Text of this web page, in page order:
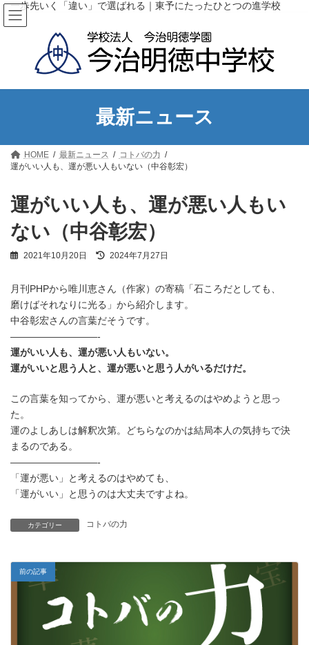
コ
ン
テ
キ
ナ
ビ
ゲ
に
一歩先いく「違い」で選ばれる｜東予にたったひとつの進学校
最新ニュース
HOME 最新ニュース
コトバの力
運がいい人も、運が悪い人もいない（中谷彰宏）
運がいい人も、運が悪い人もい
ない（中谷彰宏）
2021年10月20日
最
新
日
:
2024年7月27日
月刊PHPから唯川恵さん（作家）の寄稿「石ころだとしても、
磨けばそれなりに光る」から紹介します。
中谷彰宏さんの言葉だそうです。
—————————-
運がいい人も、運が悪い人もいない。
運がいいと思う人と、運が悪いと思う人がいるだけだ。
この言葉を知ってから、運が悪いと考えるのはやめようと思っ
た。
運のよしあしは解釈次第。どちらなのかは結局本人の気持ちで決
まるのである。
—————————-
「運が悪い」と考えるのはやめても、
「運がいい」と思うのは大丈夫ですよね。
カテゴリー コトバの力
前の記事